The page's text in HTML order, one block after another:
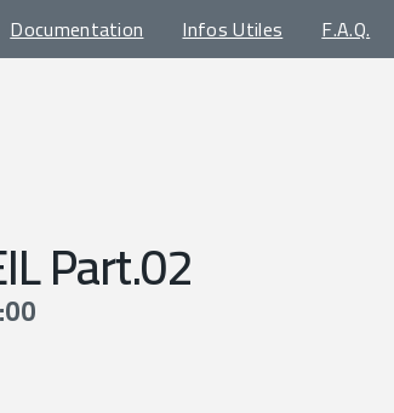
Documentation Infos Utiles F.A.Q.
Part.02